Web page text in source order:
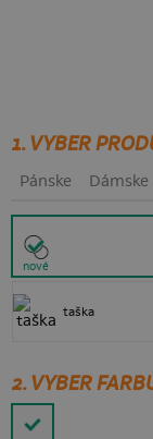
1. VYBER
Pánske Dámske
nové
taška
2. VYBER